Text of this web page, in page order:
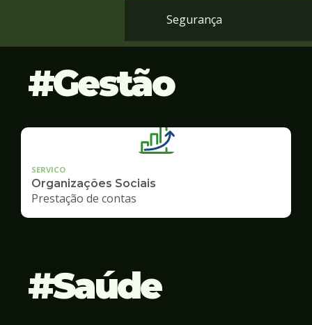
Segurança
Gestão
SERVICO
Organizações Sociais
Prestação de contas
Saúde